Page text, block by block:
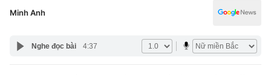
Pháp luật
Y tế
Công nghệ
Minh Anh
Nghe đọc bài 4:37